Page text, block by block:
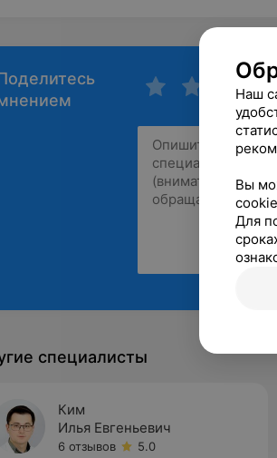
специалисты
Ким
Илья Евгеньевич
6 отзывов
5.0
Наш
Вы
Для